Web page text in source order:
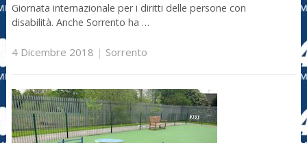
Giornata internazionale per i diritti delle persone con
disabilità. Anche Sorrento ha …
4 Dicembre 2018 | Sorrento